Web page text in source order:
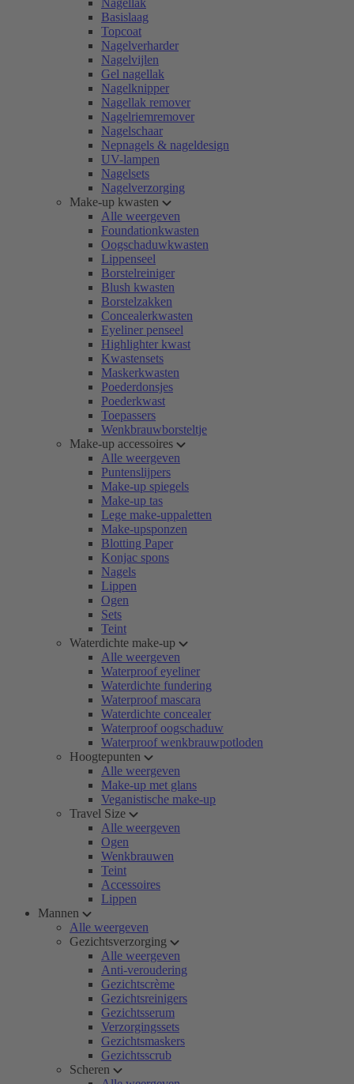
Nagellak
Basislaag
Topcoat
Nagelverharder
Nagelvijlen
Gel nagellak
Nagelknipper
Nagellak remover
Nagelriemremover
Nagelschaar
Nepnagels & nageldesign
UV-lampen
Nagelsets
Nagelverzorging
Make-up kwasten
Alle weergeven
Foundationkwasten
Oogschaduwkwasten
Lippenseel
Borstelreiniger
Blush kwasten
Borstelzakken
Concealerkwasten
Eyeliner penseel
Highlighter kwast
Kwastensets
Maskerkwasten
Poederdonsjes
Poederkwast
Toepassers
Wenkbrauwborsteltje
Make-up accessoires
Alle weergeven
Puntenslijpers
Make-up spiegels
Make-up tas
Lege make-uppaletten
Make-upsponzen
Blotting Paper
Konjac spons
Nagels
Lippen
Ogen
Sets
Teint
Waterdichte make-up
Alle weergeven
Waterproof eyeliner
Waterdichte fundering
Waterproof mascara
Waterdichte concealer
Waterproof oogschaduw
Waterproof wenkbrauwpotloden
Hoogtepunten
Alle weergeven
Make-up met glans
Veganistische make-up
Travel Size
Alle weergeven
Ogen
Wenkbrauwen
Teint
Accessoires
Lippen
Mannen
Alle weergeven
Gezichtsverzorging
Alle weergeven
Anti-veroudering
Gezichtscrème
Gezichtsreinigers
Gezichtsserum
Verzorgingssets
Gezichtsmaskers
Gezichtsscrub
Scheren